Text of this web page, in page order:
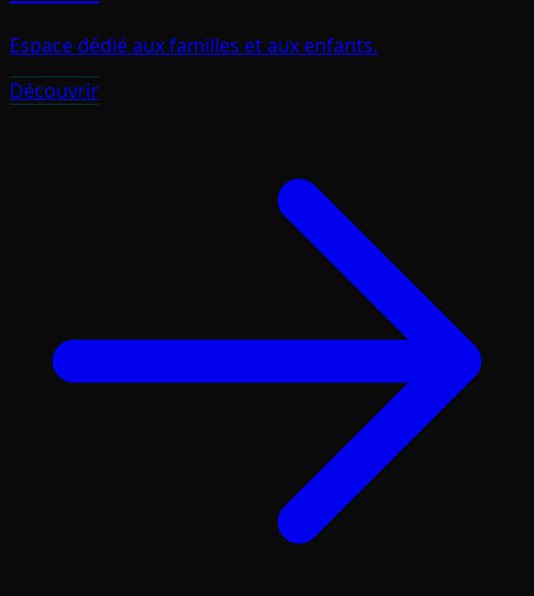
Espace dédié aux familles et aux enfants.
Découvrir